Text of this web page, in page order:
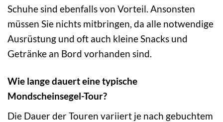
Schuhe sind ebenfalls von Vorteil. Ansonsten
müssen Sie nichts mitbringen, da alle notwendige
Ausrüstung und oft auch kleine Snacks und
Getränke an Bord vorhanden sind.
Wie lange dauert eine typische
Mondscheinsegel-Tour?
Die Dauer der Touren variiert je nach gebuchtem